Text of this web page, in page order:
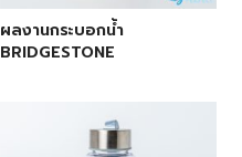
ผลงานกระบอกน้ำ
BRIDGESTONE